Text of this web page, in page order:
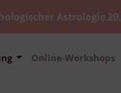
Astrologie
Online-Workshops